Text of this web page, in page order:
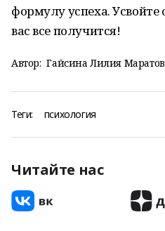
формулу успеха. Усвойте
вас все получится!
Автор: Гайсина Лилия
Теги: психология
Читайте нас